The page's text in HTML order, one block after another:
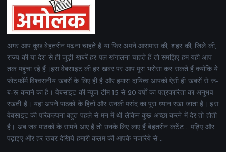
अगर आप कुछ बेहतरीन पढ़ना चाहते हैं या फिर अपने आसपास की, शहर की, जिले की,
राज्य की या देश से ही जुड़ी खबरें हर पल खंगालना चाहते हैं तो समझिए हम यही आप
तक पहुंचा रहे हैं।इस वेबसाइट की हर खबर पर आप पूरा भरोसा कर सकते हैं क्योंकि ये
प्लेटफॉर्म विश्वसनीय खबरों के लिए ही है और हमारा दायित्व आपको ऐसी ही खबरों से रू-
ब-रू कराने का है। वेबसाइट की न्यूज टीम 15 से 20 वर्षों का पत्रकारिता का अनुभव
रखती है। यहां अपने पाठकों के हितों और उनकी पसंद का पूरा ध्यान रखा जाता है। इस
वेबसाइट की परिकल्पना बहुत पहले से मन में थी लेकिन कुछ अच्छा करने में देर तो होती
है। अब जब पाठकों के सामने आए हैं तो उनके लिए लाए हैं बेहतरीन कंटेंट .. पढ़िए और
पढ़ाइए और हर खबर देखिये हमारी कलम की आपके नजरिये से ..